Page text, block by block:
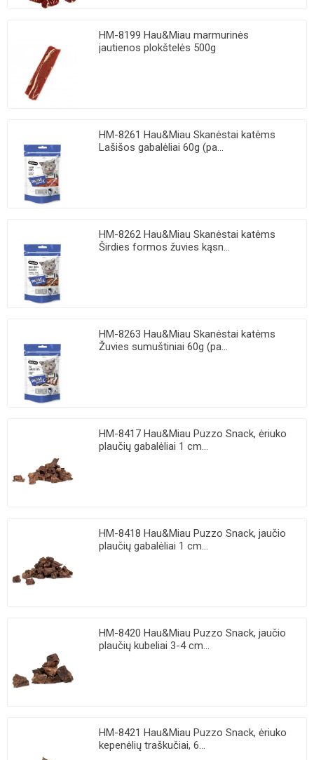
HM-8199 Hau&Miau marmurinės
jautienos plokštelės 500g
HM-8261 Hau&Miau Skanėstai katėms
Lašišos gabalėliai 60g (pa...
HM-8262 Hau&Miau Skanėstai katėms
Širdies formos žuvies kąsn...
HM-8263 Hau&Miau Skanėstai katėms
Žuvies sumuštiniai 60g (pa...
HM-8417 Hau&Miau Puzzo Snack, ėriuko
plaučių gabalėliai 1 cm...
HM-8418 Hau&Miau Puzzo Snack, jaučio
plaučių gabalėliai 1 cm...
HM-8420 Hau&Miau Puzzo Snack, jaučio
plaučių kubeliai 3-4 cm...
HM-8421 Hau&Miau Puzzo Snack, ėriuko
kepenėlių traškučiai, 6...